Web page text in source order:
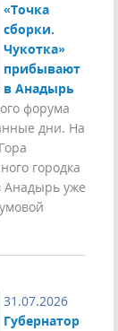
«Точка
сборки.
Чукотка»
прибывают
в Анадырь
форума
дни. На
городка
Анадырь уже
31.07.2026
Губернатор